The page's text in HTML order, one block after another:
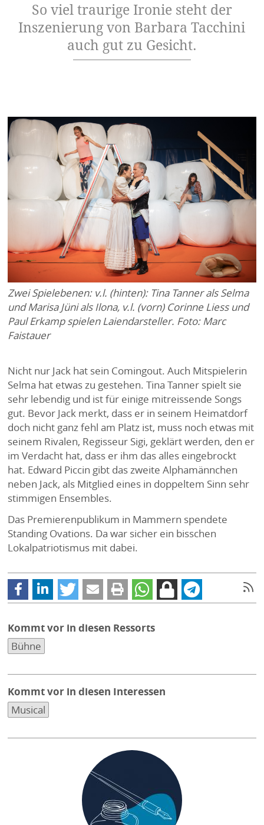
So viel traurige Ironie steht der
Inszenierung von Barbara Tacchini
auch gut zu Gesicht.
Zwei Spielebenen: v.l. (hinten): Tina Tanner als Selma
und Marisa Jüni als Ilona, v.l. (vorn) Corinne Liess und
Paul Erkamp spielen Laiendarsteller. Foto: Marc
Faistauer
Nicht nur Jack hat sein Comingout. Auch Mitspielerin
Selma hat etwas zu gestehen. Tina Tanner spielt sie
sehr lebendig und ist für einige mitreissende Songs
gut. Bevor Jack merkt, dass er in seinem Heimatdorf
doch nicht ganz fehl am Platz ist, muss noch etwas mit
seinem Rivalen, Regisseur Sigi, geklärt werden, den er
im Verdacht hat, dass er ihm das alles eingebrockt
hat. Edward Piccin gibt das zweite Alphamännchen
neben Jack, als Mitglied eines in doppeltem Sinn sehr
stimmigen Ensembles.
Das Premierenpublikum in Mammern spendete
Standing Ovations. Da war sicher ein bisschen
Lokalpatriotismus mit dabei.
Kommt vor in diesen Ressorts
Bühne
Kommt vor in diesen Interessen
Musical